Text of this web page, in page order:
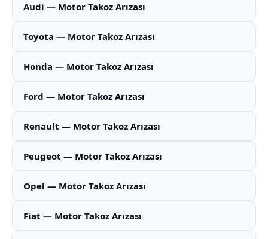
Audi — Motor Takoz Arızası
Toyota — Motor Takoz Arızası
Honda — Motor Takoz Arızası
Ford — Motor Takoz Arızası
Renault — Motor Takoz Arızası
Peugeot — Motor Takoz Arızası
Opel — Motor Takoz Arızası
Fiat — Motor Takoz Arızası